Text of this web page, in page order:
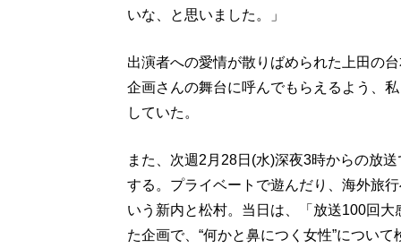
いな、と思いました。」
出演者への愛情が散りばめられた上田の
企画さんの舞台に呼んでもらえるよう、
していた。
また、次週2月28日(水)深夜3時からの放
する。プライベートで遊んだり、海外旅
いう新内と松村。当日は、「放送100回大
た企画で、“何かと鼻につく女性”について